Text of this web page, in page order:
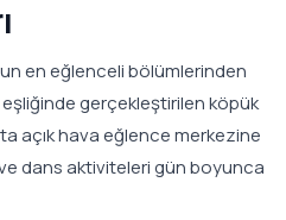
en eğlenceli bölümlerinden
gerçekleştirilen köpük
açık hava eğlence merkezine
dans aktiviteleri gün boyunca